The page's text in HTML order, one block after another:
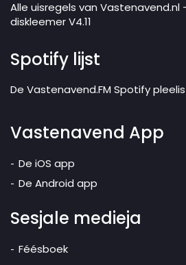
Alle uisregels van Vastenavend.nl
diskleemer V4.11
Spotify lijst
De Vastenavend.FM Spotify
Vastenavend App
De iOS app
De Android app
Sesjale medieja
Féésboek